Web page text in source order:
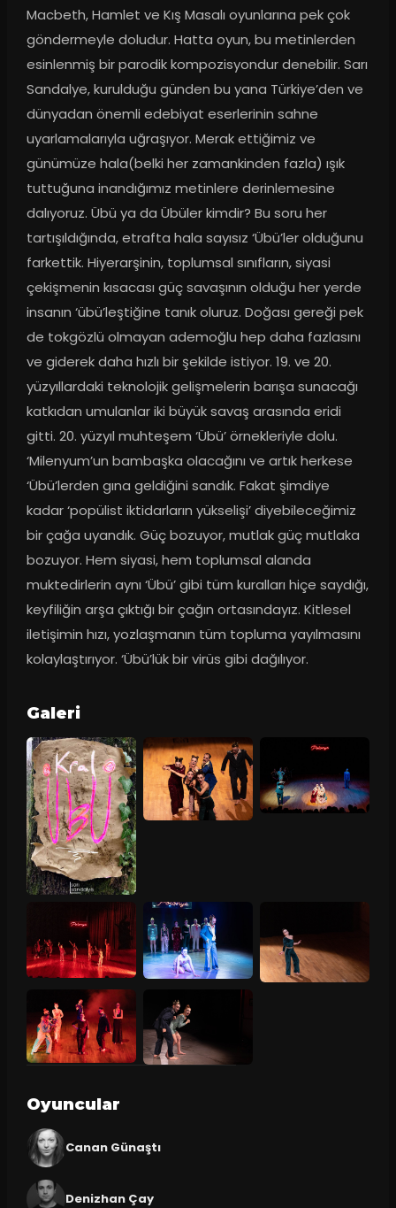
Macbeth, Hamlet ve Kış Masalı oyunlarına pek çok
göndermeyle doludur. Hatta oyun, bu metinlerden
esinlenmiş bir parodik kompozisyondur denebilir. Sarı
Sandalye, kurulduğu günden bu yana Türkiye’den ve
dünyadan önemli edebiyat eserlerinin sahne
uyarlamalarıyla uğraşıyor. Merak ettiğimiz ve
günümüze hala(belki her zamankinden fazla) ışık
tuttuğuna inandığımız metinlere derinlemesine
dalıyoruz. Übü ya da Übüler kimdir? Bu soru her
tartışıldığında, etrafta hala sayısız ‘Übü’ler olduğunu
farkettik. Hiyerarşinin, toplumsal sınıfların, siyasi
çekişmenin kısacası güç savaşının olduğu her yerde
insanın ‘übü’leştiğine tanık oluruz. Doğası gereği pek
de tokgözlü olmayan ademoğlu hep daha fazlasını
ve giderek daha hızlı bir şekilde istiyor. 19. ve 20.
yüzyıllardaki teknolojik gelişmelerin barışa sunacağı
katkıdan umulanlar iki büyük savaş arasında eridi
gitti. 20. yüzyıl muhteşem ‘Übü’ örnekleriyle dolu.
‘Milenyum’un bambaşka olacağını ve artık herkese
‘Übü’lerden gına geldiğini sandık. Fakat şimdiye
kadar ‘popülist iktidarların yükselişi’ diyebileceğimiz
bir çağa uyandık. Güç bozuyor, mutlak güç mutlaka
bozuyor. Hem siyasi, hem toplumsal alanda
muktedirlerin aynı ‘Übü’ gibi tüm kuralları hiçe saydığı,
keyfiliğin arşa çıktığı bir çağın ortasındayız. Kitlesel
iletişimin hızı, yozlaşmanın tüm topluma yayılmasını
kolaylaştırıyor. ‘Übü’lük bir virüs gibi dağılıyor.
Galeri
Oyuncular
Canan Günaştı
Denizhan Çay